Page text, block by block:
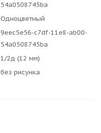
54a0508745ba
Одноцветный
9eec5e56-c7df-11e8-ab00-
54a0508745ba
1/2д (12 мм)
без рисунка